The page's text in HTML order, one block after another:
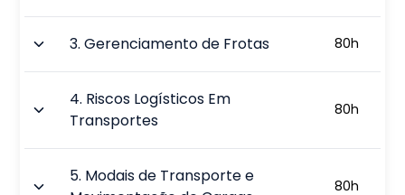
3.Gerenciamento de Frotas 80h
4. Riscos Logísticos Em
Transportes
80h
5. Modais de Transporte e
80h